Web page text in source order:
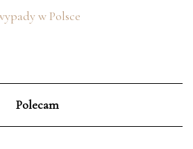
w Polsce
Polecam